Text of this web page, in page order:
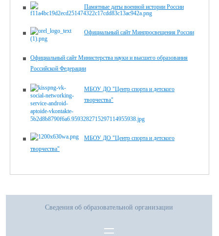
Памятные даты военной истории России
Официальный сайт Минпросвещения России
Официальный сайт Министерства науки и высшего образования
Российской Федерации
МБОУ ДО "Центр спорта и детского
творчества"
МБОУ ДО "Центр спорта и детского
творчества"
Сведения об образовательной организации